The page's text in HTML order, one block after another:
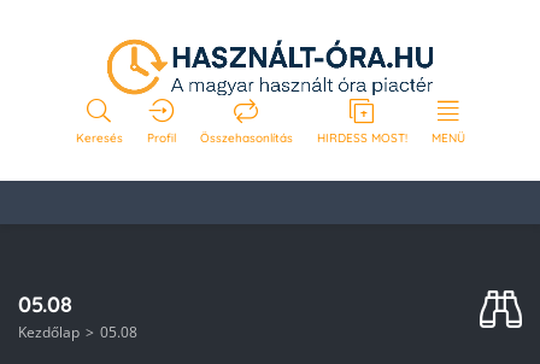
Keresés Profil Összehasonlítás HIRDESS MOST! MENÜ
05.08
Kezdőlap 05.08